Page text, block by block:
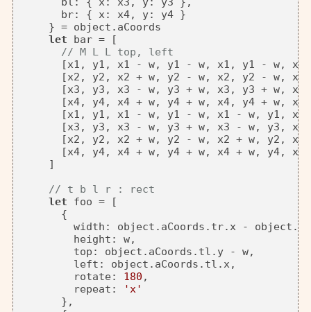
br: { x : x4, y: y4 }
    } = object.
aCoords
let bar = [
// M L L top, left
[x1, y1, x1 - w, y1 - w, x1, y1 - w,
[x2, y2, x2 + w, y2 - w, x2, y2 -
[x3, y3, x3 - w, y3 + w, x3, y3 +
[x4, y4, x4 + w, y4 + w, x4, y4
[x1, y1, x1 - w, y1 - w, x1 - w, y1,
[x3, y3, x3 - w, y3 + w, x3 - w,
[x2, y2, x2 + w, y2 - w, x2 + w,
[x4, y4, x4 + w, y4 + w, x4 + w,
    ]
// t b l r : rect
let foo = [
      {
width : object. aCoords . tr. x - object.
height : w,
top : object. aCoords . tl . y - w,
left : object. aCoords . tl . x ,
rotate : 180 ,
repeat :
'x'
      },